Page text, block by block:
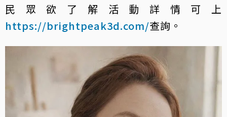
民眾欲了解活動詳情可上
https://brightpeak3d.com/查詢。